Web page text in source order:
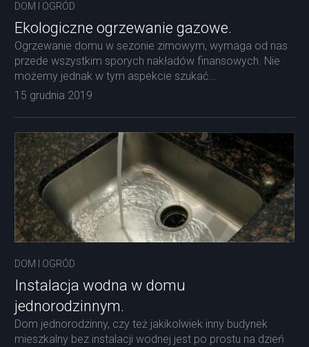
DOM I OGRÓD
Ekologiczne ogrzewanie gazowe.
Ogrzewanie domu w sezonie zimowym, wymaga od nas
przede wszystkim sporych nakładów finansowych. Nie
możemy jednak w tym aspekcie szukać...
15 grudnia 2019
DOM I OGRÓD
Instalacja wodna w domu
jednorodzinnym.
Dom jednorodzinny, czy też jakikolwiek inny budynek
mieszkalny bez instalacji wodnej jest po prostu na dzień